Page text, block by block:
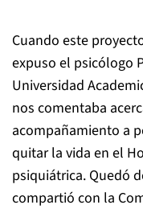
Cuando este
expuso el psicólogo
Universidad
nos comentaba
acompañamiento a
quitar la vida en el
psiquiátrica. Quedó
compartió con la